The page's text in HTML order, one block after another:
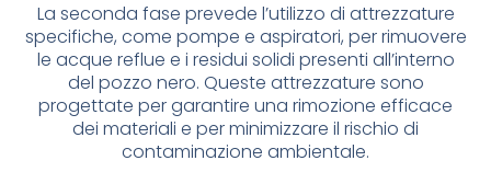
La seconda fase prevede l’utilizzo di attrezzature
specifiche, come pompe e aspiratori, per rimuovere
le acque reflue e i residui solidi presenti all’interno
del pozzo nero. Queste attrezzature sono
progettate per garantire una rimozione efficace
dei materiali e per minimizzare il rischio di
contaminazione ambientale.